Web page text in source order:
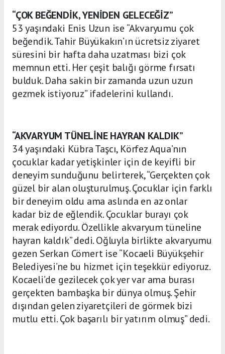
“ÇOK BEĞENDİK, YENİDEN GELECEĞİZ”
53 yaşındaki Enis Uzun ise “Akvaryumu çok
beğendik. Tahir Büyükakın’ın ücretsiz ziyaret
süresini bir hafta daha uzatması bizi çok
memnun etti. Her çeşit balığı görme fırsatı
bulduk. Daha sakin bir zamanda uzun uzun
gezmek istiyoruz” ifadelerini kullandı.
“AKVARYUM TÜNELİNE HAYRAN KALDIK”
34 yaşındaki Kübra Taşcı, Körfez Aqua’nın
çocuklar kadar yetişkinler için de keyifli bir
deneyim sunduğunu belirterek, “Gerçekten çok
güzel bir alan oluşturulmuş. Çocuklar için farklı
bir deneyim oldu ama aslında en az onlar
kadar biz de eğlendik. Çocuklar burayı çok
merak ediyordu. Özellikle akvaryum tüneline
hayran kaldık” dedi. Oğluyla birlikte akvaryumu
gezen Serkan Cömert ise “Kocaeli Büyükşehir
Belediyesi’ne bu hizmet için teşekkür ediyoruz.
Kocaeli’de gezilecek çok yer var ama burası
gerçekten bambaşka bir dünya olmuş. Şehir
dışından gelen ziyaretçileri de görmek bizi
mutlu etti. Çok başarılı bir yatırım olmuş” dedi.